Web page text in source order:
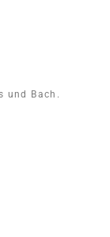
und Bach.